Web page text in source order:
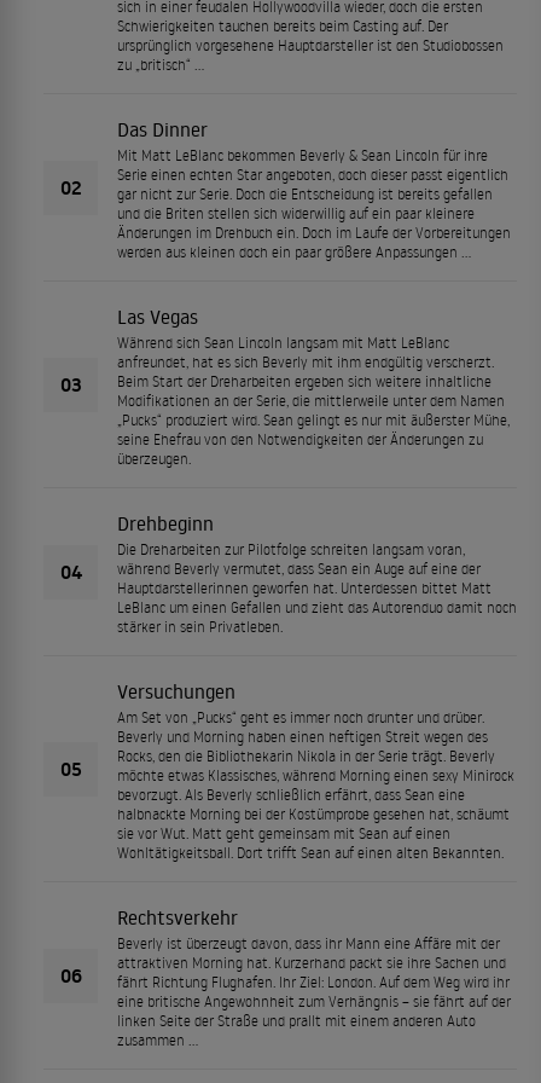
sich in einer feudalen Hollywoodvilla wieder, doch die ersten
Schwierigkeiten tauchen bereits beim Casting auf. Der
ursprünglich vorgesehene Hauptdarsteller ist den Studiobossen
zu „britisch“ …
02
Das Dinner
Mit Matt LeBlanc bekommen Beverly & Sean Lincoln für ihre
Serie einen echten Star angeboten, doch dieser passt eigentlich
gar nicht zur Serie. Doch die Entscheidung ist bereits gefallen
und die Briten stellen sich widerwillig auf ein paar kleinere
Änderungen im Drehbuch ein. Doch im Laufe der Vorbereitungen
werden aus kleinen doch ein paar größere Anpassungen …
03
Las Vegas
Während sich Sean Lincoln langsam mit Matt LeBlanc
anfreundet, hat es sich Beverly mit ihm endgültig verscherzt.
Beim Start der Dreharbeiten ergeben sich weitere inhaltliche
Modifikationen an der Serie, die mittlerweile unter dem Namen
„Pucks“ produziert wird. Sean gelingt es nur mit äußerster Mühe,
seine Ehefrau von den Notwendigkeiten der Änderungen zu
überzeugen.
04
Drehbeginn
Die Dreharbeiten zur Pilotfolge schreiten langsam voran,
während Beverly vermutet, dass Sean ein Auge auf eine der
Hauptdarstellerinnen geworfen hat. Unterdessen bittet Matt
LeBlanc um einen Gefallen und zieht das Autorenduo damit noch
stärker in sein Privatleben.
05
Versuchungen
Am Set von „Pucks“ geht es immer noch drunter und drüber.
Beverly und Morning haben einen heftigen Streit wegen des
Rocks, den die Bibliothekarin Nikola in der Serie trägt. Beverly
möchte etwas Klassisches, während Morning einen sexy Minirock
bevorzugt. Als Beverly schließlich erfährt, dass Sean eine
halbnackte Morning bei der Kostümprobe gesehen hat, schäumt
sie vor Wut. Matt geht gemeinsam mit Sean auf einen
Wohltätigkeitsball. Dort trifft Sean auf einen alten Bekannten.
06
Rechtsverkehr
Beverly ist überzeugt davon, dass ihr Mann eine Affäre mit der
attraktiven Morning hat. Kurzerhand packt sie ihre Sachen und
fährt Richtung Flughafen. Ihr Ziel: London. Auf dem Weg wird ihr
eine britische Angewohnheit zum Verhängnis – sie fährt auf der
linken Seite der Straße und prallt mit einem anderen Auto
zusammen …